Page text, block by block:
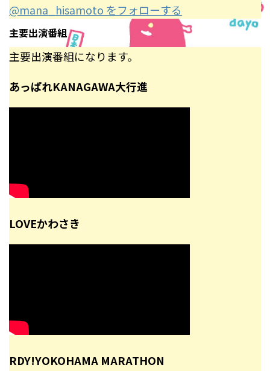
@mana_hisamoto をフォローする
主要出演番組
主要出演番組になります。
あっぱれKANAGAWA大行進
LOVEかわさき
RDY!YOKOHAMA MARATHON